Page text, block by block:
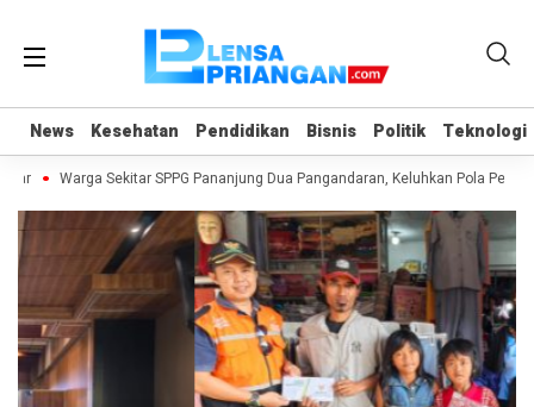
News Kesehatan Pendidikan Bisnis Politik Teknologi
News Kesehatan Pendidikan Bisnis Politik Teknologi
Warga Sekitar SPPG Pananjung Dua Pangandaran, Keluhkan Pola